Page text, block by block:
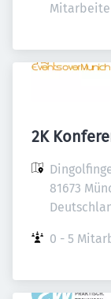
2K
81673
0 - 5